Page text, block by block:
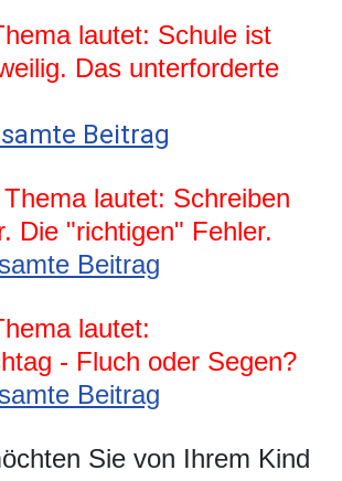
lautet: Schule ist
Das unterforderte
Beitrag
lautet: Schreiben
Die "richtigen" Fehler.
Beitrag
lautet:
- Fluch oder Segen?
Beitrag
Sie von Ihrem Kind